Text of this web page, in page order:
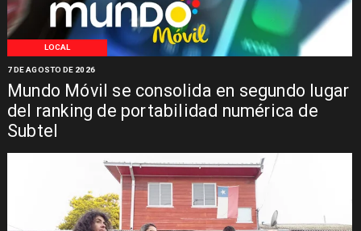
LOCAL
Mundo Móvil se consolida en segundo lugar
del ranking de portabilidad numérica de
Subtel
7 DE AGOSTO DE 2026